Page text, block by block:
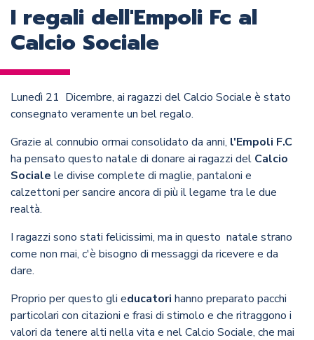
I regali dell'Empoli Fc al
Calcio Sociale
Lunedì 21 Dicembre, ai ragazzi del Calcio Sociale è stato
consegnato veramente un bel regalo.
Grazie al connubio ormai consolidato da anni, l'Empoli F.C
ha pensato questo natale di donare ai ragazzi del Calcio
Sociale le divise complete di maglie, pantaloni e
calzettoni per sancire ancora di più il legame tra le due
realtà.
I ragazzi sono stati felicissimi, ma in questo natale strano
come non mai, c'è bisogno di messaggi da ricevere e da
dare.
Proprio per questo gli educatori hanno preparato pacchi
particolari con citazioni e frasi di stimolo e che ritraggono i
valori da tenere alti nella vita e nel Calcio Sociale, che mai